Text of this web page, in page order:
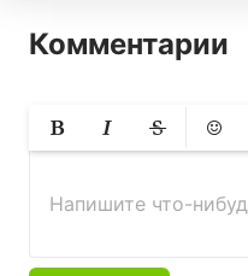
Комментарии
ЖирныйКурсивЗачеркнутый
Напишите что-